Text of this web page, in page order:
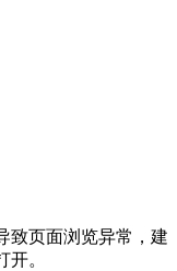
致页面浏览异常，建
。